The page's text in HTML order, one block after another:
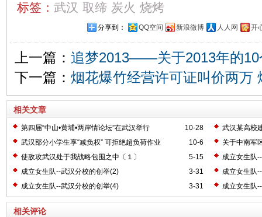
标签： 武汉 取缔 炭火 烧烤
分享到： QQ空间 新浪微博 人人网 开
上一篇： 追梦2013——关于2013年的10
下一篇： 烟花爆竹经营许可证叫价两万
相关文章
10-28
第四届“中山•黄埔•两岸情论坛”在武汉举行
武汉某高校
神
10-6
武汉部分小学生享“减负权” 可拒绝超负荷作业
关于中南军
5-15
使敌攻武汉处于我战略包围之中〔１〕
成立女生队
3-31
成立女生队--武汉分校的创举(2)
成立女生队
3-31
成立女生队--武汉分校的创举(4) 成立女生队
相关评论